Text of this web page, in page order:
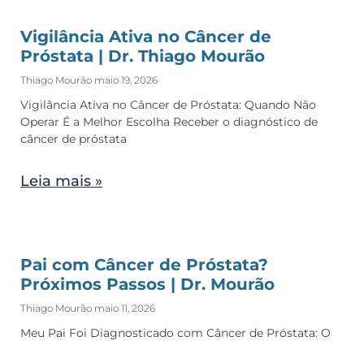
Vigilância Ativa no Câncer de
Próstata | Dr. Thiago Mourão
Thiago Mourão maio 19, 2026
Vigilância Ativa no Câncer de Próstata: Quando Não
Operar É a Melhor Escolha Receber o diagnóstico de
câncer de próstata
Leia mais »
Pai com Câncer de Próstata?
Próximos Passos | Dr. Mourão
Thiago Mourão maio 11, 2026
Meu Pai Foi Diagnosticado com Câncer de Próstata: O